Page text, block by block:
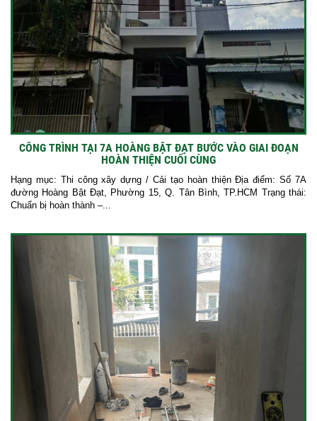
CÔNG TRÌNH TẠI 7A HOÀNG BẬT ĐẠT BƯỚC VÀO GIAI ĐOẠN
HOÀN THIỆN CUỐI CÙNG
Hạng mục: Thi công xây dựng / Cải tạo hoàn thiện Địa điểm: Số 7A
đường Hoàng Bật Đạt, Phường 15, Q. Tân Bình, TP.HCM Trạng thái:
Chuẩn bị hoàn thành –...